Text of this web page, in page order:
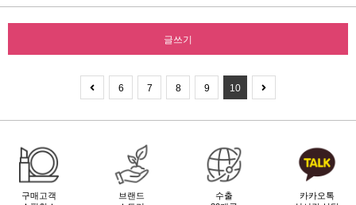
글쓰기
6 7 8 9 10
구매고객
브랜드
수출
카카오톡